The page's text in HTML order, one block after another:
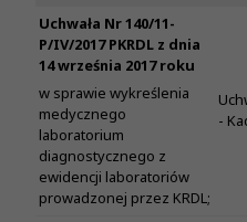
Uchwała Nr 140/11-
P/IV/2017 PKRDL z dnia
14 września 2017 roku
w sprawie wykreślenia
medycznego
laboratorium
diagnostycznego z
ewidencji laboratoriów
prowadzonej przez KRDL;
-